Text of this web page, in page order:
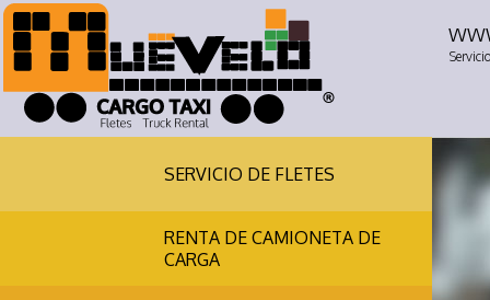
SERVICIO DE FLETES
RENTA DE CAMIONETA DE
CARGA